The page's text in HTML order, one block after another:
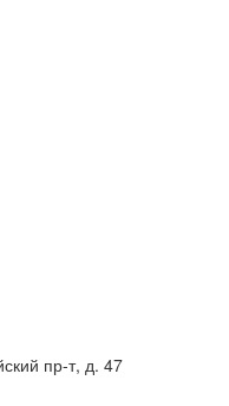
пр-т, д. 47